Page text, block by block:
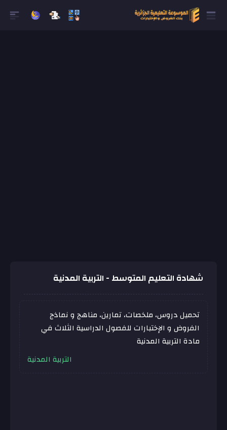
شهادة التعليم المتوسط - التربية المدنية
تحميل دروس، ملخصات، تمارين، مناهج و نماذج
الفروض و الإختبارات للفصول الدراسية الثلاث في
مادة التربية المدنية
التربية المدنية